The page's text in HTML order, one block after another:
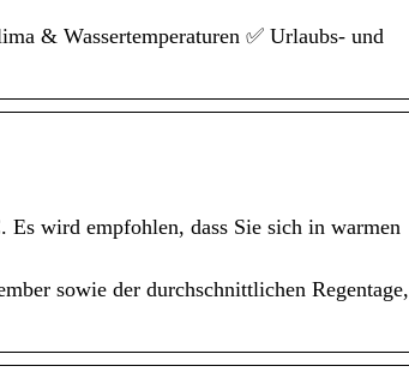
& Wassertemperaturen ✅ Urlaubs- und
Es wird empfohlen, dass Sie sich in warmen
sowie der durchschnittlichen Regentage,